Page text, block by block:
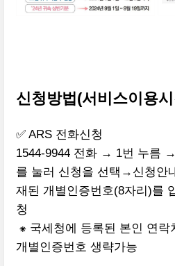
신청방법(서비스이용
✅ ARS 전화신청
1544-9944 전화 → 1번 누름
를 눌러 신청을 선택→신청안
재된 개별인증번호(8자리)를
청
⁕ 국세청에 등록된 본인 연락
개별인증번호 생략가능